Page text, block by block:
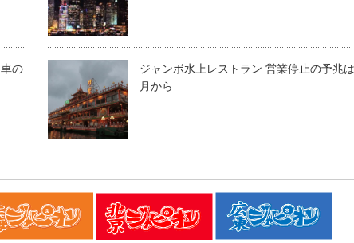
の
ジャンボ水上レストラン 営業停止の予兆は
月から